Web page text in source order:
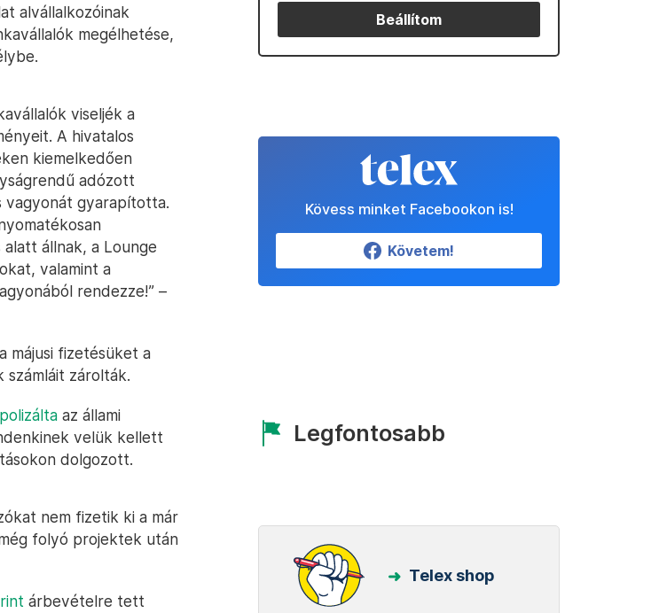
alvállalkozóinak
megélhetése,
viseljék a
A hivatalos
kiemelkedően
adózott
vagyonát gyarapította.
állnak, a Lounge
valamint a
rendezze!” –
májusi fizetésüket a
számláit zárolták.
az állami
velük kellett
dolgozott.
nem fizetik ki a már
folyó projektek után
árbevételre tett
Beállítom
Kövess minket Facebookon is!
Követem!
Legfontosabb
Telex shop